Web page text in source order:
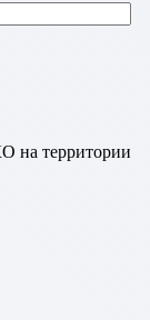
на территории